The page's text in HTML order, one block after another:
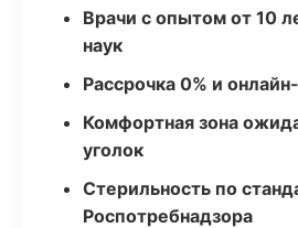
Врачи с опытом от 10
наук
Рассрочка 0% и
Комфортная зона
уголок
Стерильность по
Роспотребнадзора